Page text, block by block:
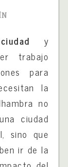
ciudad y
trabajo
para
la
no
ciudad
sino que
ir de la